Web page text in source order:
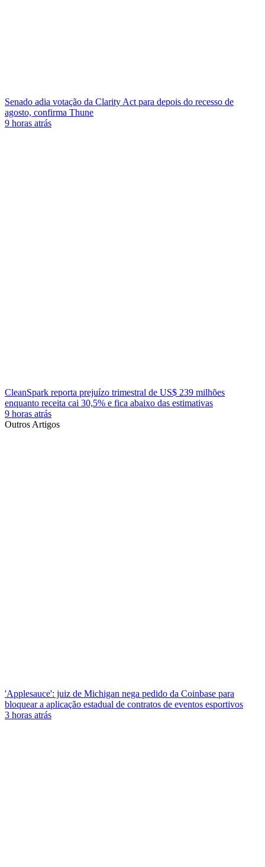
Senado adia votação da Clarity Act para depois do recesso de
agosto, confirma Thune
9 horas atrás
CleanSpark reporta prejuízo trimestral de US$ 239 milhões
enquanto receita cai 30,5% e fica abaixo das estimativas
9 horas atrás
Outros Artigos
'Applesauce': juiz de Michigan nega pedido da Coinbase para
bloquear a aplicação estadual de contratos de eventos esportivos
3 horas atrás